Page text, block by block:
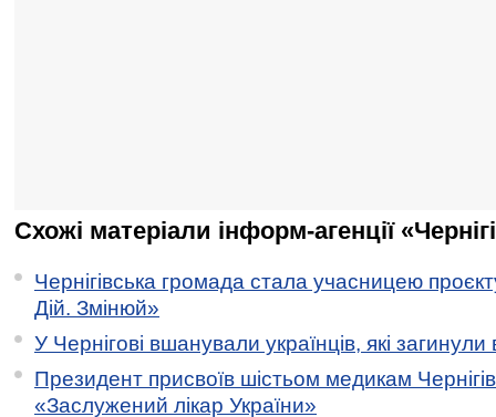
Схожі матеріали інформ-агенції
Чернігівська громада стала учасницею
Дій. Змінюй»
У Чернігові вшанували українців, які загинули
Президент присвоїв шістьом медикам
«Заслужений лікар України»